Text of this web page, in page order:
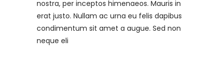
nostra, per inceptos himenaeos. Mauris in
erat justo. Nullam ac urna eu felis dapibus
condimentum sit amet a augue. Sed non
neque eli